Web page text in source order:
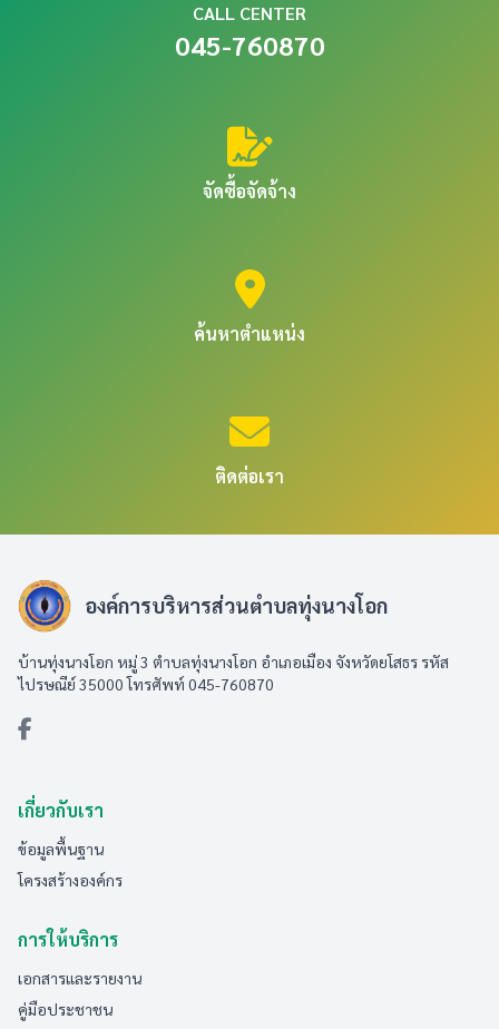
CALL CENTER
045-760870
จัดซื้อจัดจ้าง
ค้นหาตำแหน่ง
ติดต่อเรา
องค์การบริหารส่วนตำบลทุ่งนางโอก
บ้านทุ่งนางโอก หมู่ 3 ตำบลทุ่งนางโอก อำเภอเมือง จังหวัดยโสธร รหัส
ไปรษณีย์ 35000 โทรศัพท์ 045-760870
เกี่ยวกับเรา
ข้อมูลพื้นฐาน
โครงสร้างองค์กร
การให้บริการ
เอกสารและรายงาน
คู่มือประชาชน